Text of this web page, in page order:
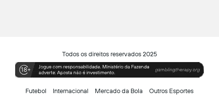
Todos os direitos reservados 2025
Futebol Internacional Mercado da Bola Outros Esportes